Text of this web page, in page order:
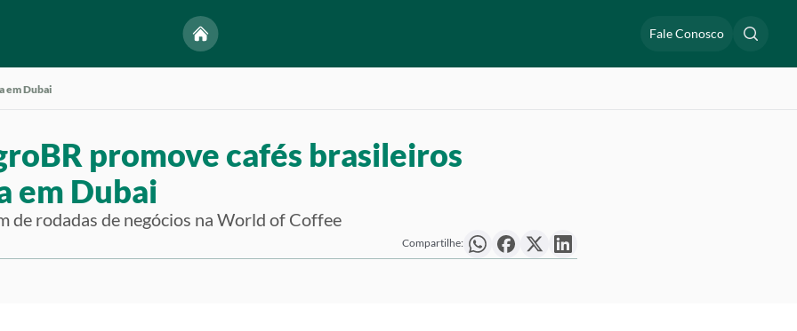
Fale Conosco
em Dubai
promove cafés brasileiros
em Dubai
de rodadas de negócios na World of Coffee
Compartilhe: